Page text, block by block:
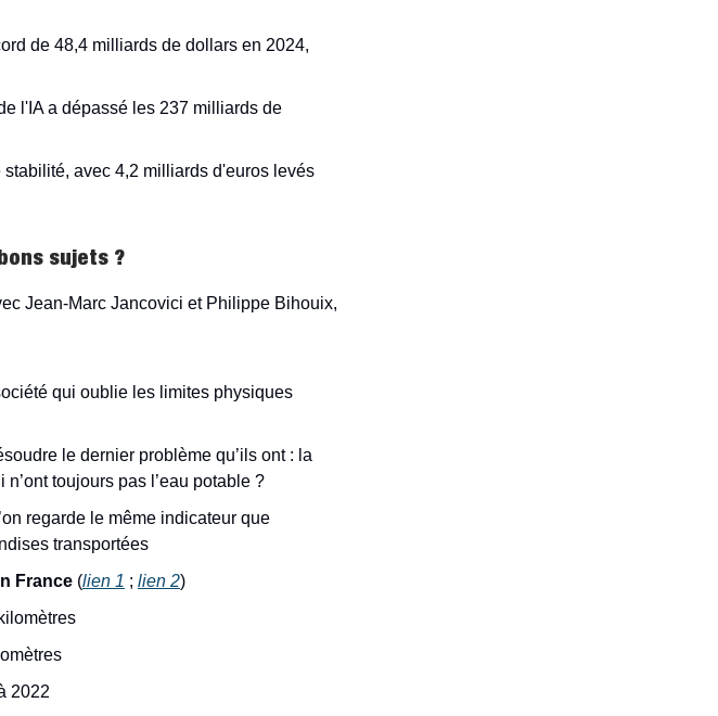
de 48,4 milliards de dollars en 2024,
l'IA a dépassé les 237 milliards de
avec 4,2 milliards d'euros levés
sujets ?
Jean-Marc Jancovici et Philippe Bihouix,
qui oublie les limites physiques
le dernier problème qu’ils ont : la
toujours pas l’eau potable ?
regarde le même indicateur que
transportées
France (lien 1 ; lien 2)
2022